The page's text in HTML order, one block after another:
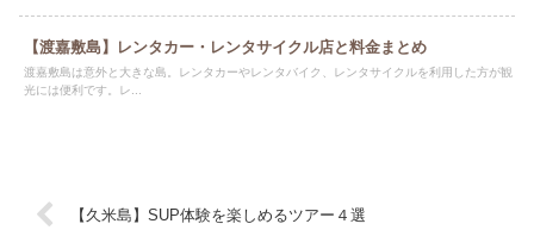
【渡嘉敷島】レンタカー・レンタサイクル店と料金まとめ
渡嘉敷島は意外と大きな島。レンタカーやレンタバイク、レンタサイクルを利用した方が観
光には便利です。レ...
【久米島】SUP体験を楽しめるツアー４選